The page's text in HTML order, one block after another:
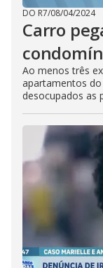
DO R7/08/04/2024
Carro
Ao menos três
apartamentos
desocupados as